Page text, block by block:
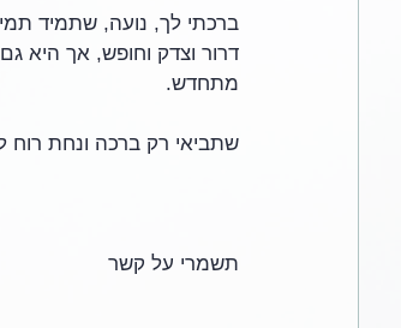
ברכתי לך, נועה, שתמיד
דרור וצדק וחופש, אך היא
מתחדש.
שתביאי רק ברכה ונחת
תשמרי על קשר